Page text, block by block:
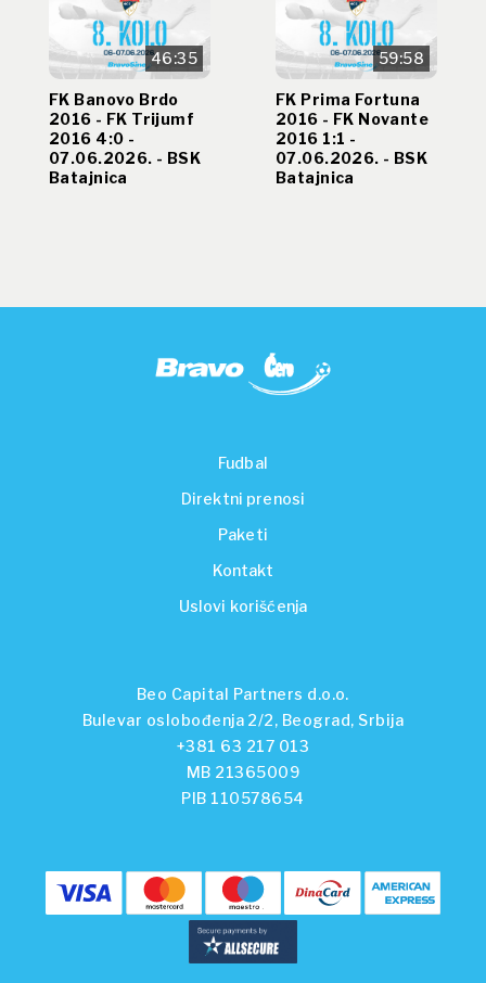
46:35
FK Banovo Brdo
2016 - FK Trijumf
2016 4:0 -
07.06.2026. - BSK
Batajnica
59:58
FK Prima Fortuna
2016 - FK Novante
2016 1:1 -
07.06.2026. - BSK
Batajnica
Fudbal
Direktni prenosi
Paketi
Kontakt
Uslovi korišćenja
Beo Capital Partners d.o.o.
Bulevar oslobođenja 2/2, Beograd, Srbija
+381 63 217 013
MB 21365009
PIB 110578654